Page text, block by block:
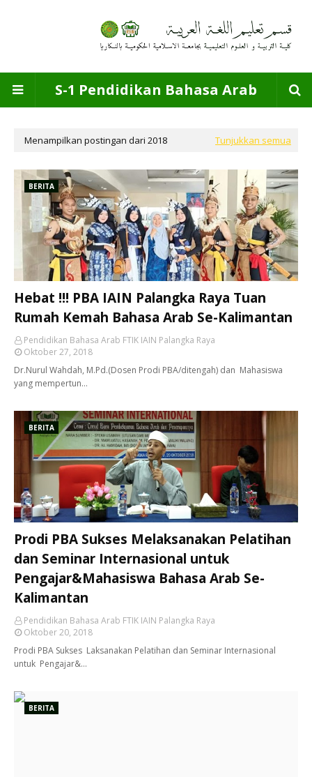
S-1 Pendidikan Bahasa Arab
Menampilkan postingan dari 2018 Tunjukkan semua
BERITA
Hebat !!! PBA IAIN Palangka Raya Tuan
Rumah Kemah Bahasa Arab Se-Kalimantan
Pendidikan Bahasa Arab FTIK IAIN Palangka Raya
Oktober 27, 2018
Dr.Nurul Wahdah, M.Pd.(Dosen Prodi PBA/ditengah) dan Mahasiswa
yang mempertun…
BERITA
Prodi PBA Sukses Melaksanakan Pelatihan
dan Seminar Internasional untuk
Pengajar&Mahasiswa Bahasa Arab Se-
Kalimantan
Pendidikan Bahasa Arab FTIK IAIN Palangka Raya
Oktober 20, 2018
Prodi PBA Sukses Laksanakan Pelatihan dan Seminar Internasional
untuk Pengajar&…
BERITA